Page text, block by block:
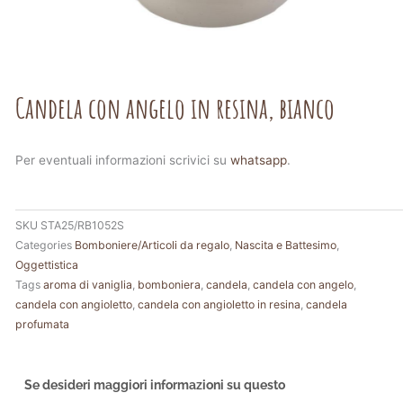
Candela con angelo in resina, bianco
Per eventuali informazioni scrivici su whatsapp.
SKU STA25/RB1052S
Categories Bomboniere/Articoli da regalo Nascita e Battesimo
Oggettistica
Tags aroma di vaniglia bomboniera candela candela con angelo
candela con angioletto candela con angioletto in resina candela
profumata
Se desideri maggiori informazioni su questo